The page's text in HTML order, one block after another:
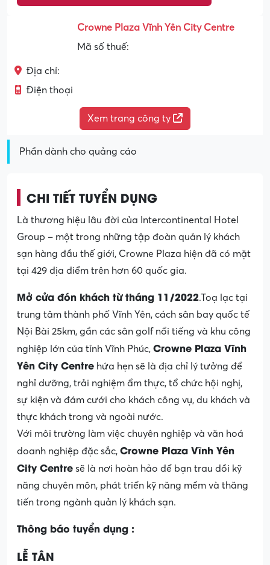
Crowne Plaza Vĩnh Yên City Centre
Mã số thuế:
Địa chỉ:
Điện thoại
Xem trang công ty
Phần dành cho quảng cáo
CHI TIẾT TUYỂN DỤNG
Là thương hiệu lâu đời của Intercontinental Hotel
Group – một trong những tập đoàn quản lý khách
sạn hàng đầu thế giới, Crowne Plaza hiện đã có mặt
tại 429 địa điểm trên hơn 60 quốc gia.
Mở cửa đón khách từ tháng 11/2022.Toạ lạc tại
trung tâm thành phố Vĩnh Yên, cách sân bay quốc tế
Nội Bài 25km, gần các sân golf nổi tiếng và khu công
nghiệp lớn của tỉnh Vĩnh Phúc, Crowne Plaza Vĩnh
Yên City Centre hứa hẹn sẽ là địa chỉ lý tưởng để
nghỉ dưỡng, trải nghiệm ẩm thực, tổ chức hội nghị,
sự kiện và đám cưới cho khách công vụ, du khách và
thực khách trong và ngoài nước.
Với môi trường làm việc chuyên nghiệp và văn hoá
doanh nghiệp đặc sắc, Crowne Plaza Vĩnh Yên
City Centre sẽ là nơi hoàn hảo để bạn trau dồi kỹ
năng chuyên môn, phát triển kỹ năng mềm và thăng
tiến trong ngành quản lý khách sạn.
Thông báo tuyển dụng :
LỄ TÂN